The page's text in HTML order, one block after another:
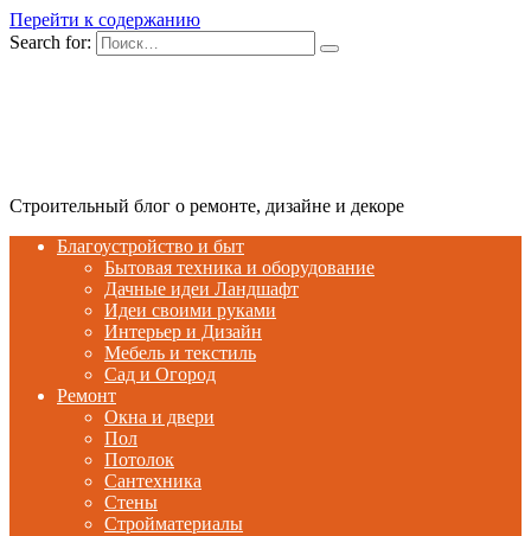
Перейти к содержанию
Search for:
Строительный блог о ремонте, дизайне и декоре
Благоустройство и быт
Бытовая техника и оборудование
Дачные идеи Ландшафт
Идеи своими руками
Интерьер и Дизайн
Мебель и текстиль
Сад и Огород
Ремонт
Окна и двери
Пол
Потолок
Сантехника
Стены
Стройматериалы